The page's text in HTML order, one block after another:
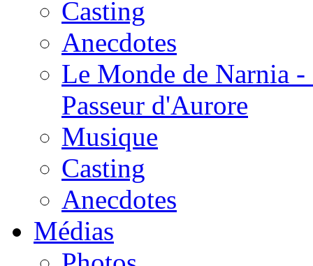
Casting
Anecdotes
Le Monde de Narnia
Passeur d'Aurore
Musique
Casting
Anecdotes
Médias